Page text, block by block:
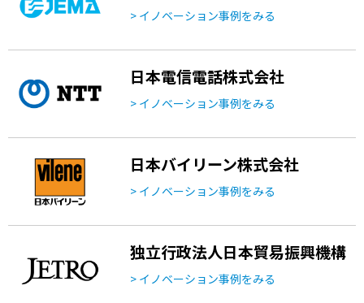
> イノベーション事例をみる
日本電信電話株式会社
> イノベーション事例をみる
日本バイリーン株式会社
> イノベーション事例をみる
独立行政法人日本貿易振興機構
> イノベーション事例をみる